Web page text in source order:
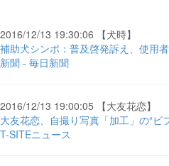
2016/12/13 19:30:06 【犬時】
補助犬シンポ：普及啓発訴え、使用
新聞 - 毎日新聞
2016/12/13 19:00:05 【大友花恋】
大友花恋、自撮り写真「加工」の“ビ
T-SITEニュース